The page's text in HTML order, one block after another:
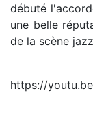
débuté
une belle
de la scène
https://